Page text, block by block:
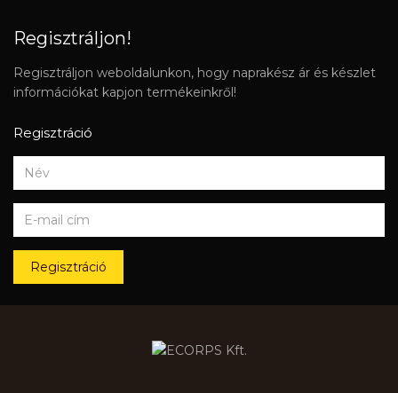
Regisztráljon!
Regisztráljon weboldalunkon, hogy naprakész ár és készlet
információkat kapjon termékeinkről!
Regisztráció
Regisztráció